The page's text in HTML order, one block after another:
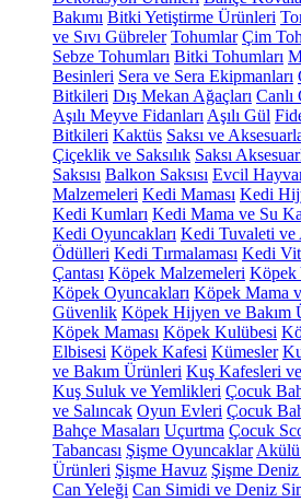
Bakımı Bitki Yetiştirme Ürünleri
ve Sıvı Gübreler Tohumlar Çim
Sebze Tohumları Bitki Tohumları
Besinleri Sera ve Sera Ekipmanları
Bitkileri Dış Mekan Ağaçları Canlı
Aşılı Meyve Fidanları Aşılı Gül
Bitkileri Kaktüs Saksı ve
Çiçeklik ve Saksılık Saksı
Saksısı Balkon Saksısı Evcil
Malzemeleri Kedi Maması Kedi
Kedi Kumları Kedi Mama ve Su
Kedi Oyuncakları Kedi Tuvaleti ve
Ödülleri Kedi Tırmalaması Kedi
Çantası Köpek Malzemeleri Köpek
Köpek Oyuncakları Köpek Mama
Güvenlik Köpek Hijyen ve Bakım
Köpek Maması Köpek Kulübesi
Elbisesi Köpek Kafesi Kümesler
ve Bakım Ürünleri Kuş Kafesleri
Kuş Suluk ve Yemlikleri Çocuk
ve Salıncak Oyun Evleri Çocuk
Bahçe Masaları Uçurtma Çocuk
Tabancası Şişme Oyuncaklar
Ürünleri Şişme Havuz Şişme Deniz
Can Yeleği Can Simidi ve Deniz